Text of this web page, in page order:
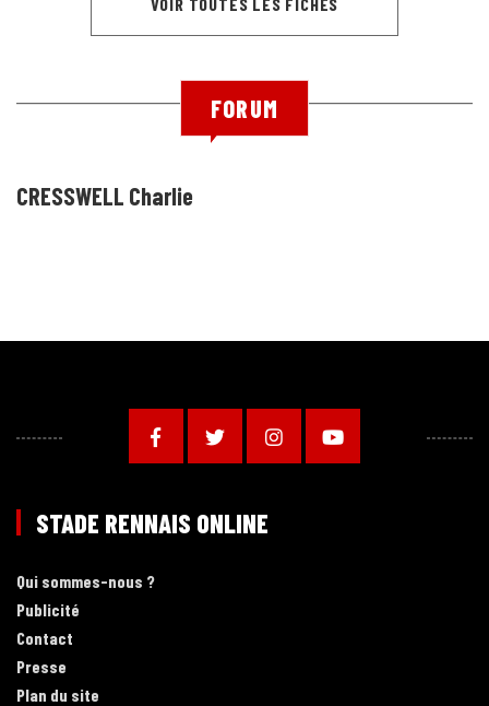
FORUM
CRESSWELL Charlie
STADE RENNAIS ONLINE
Qui sommes-nous ?
Publicité
Contact
Presse
Plan du site